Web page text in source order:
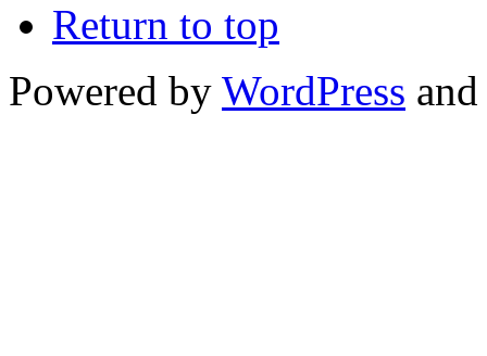
Return to top
Powered by WordPress